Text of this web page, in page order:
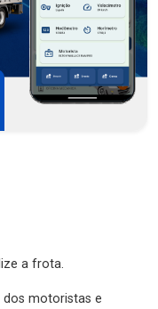
a frota.
dos motoristas e